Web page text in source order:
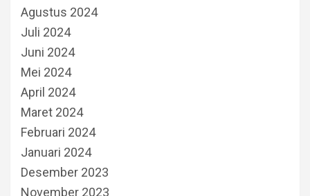
Agustus 2024
Juli 2024
Juni 2024
Mei 2024
April 2024
Maret 2024
Februari 2024
Januari 2024
Desember 2023
November 2023